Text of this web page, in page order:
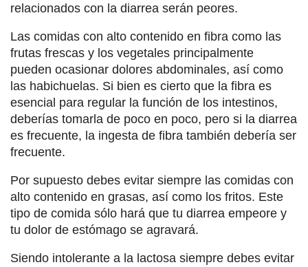
relacionados con la diarrea serán peores.
Las comidas con alto contenido en fibra como las
frutas frescas y los vegetales principalmente
pueden ocasionar dolores abdominales, así como
las habichuelas. Si bien es cierto que la fibra es
esencial para regular la función de los intestinos,
deberías tomarla de poco en poco, pero si la diarrea
es frecuente, la ingesta de fibra también debería ser
frecuente.
Por supuesto debes evitar siempre las comidas con
alto contenido en grasas, así como los fritos. Este
tipo de comida sólo hará que tu diarrea empeore y
tu dolor de estómago se agravará.
Siendo intolerante a la lactosa siempre debes evitar